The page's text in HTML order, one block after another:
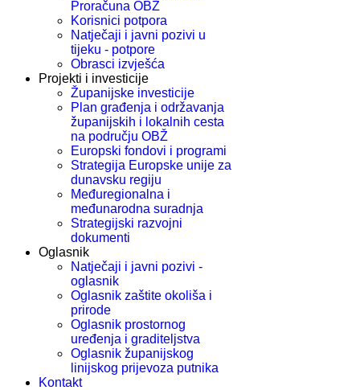
Proračuna OBŽ
Korisnici potpora
Natječaji i javni pozivi u
tijeku - potpore
Obrasci izvješća
Projekti i investicije
Županijske investicije
Plan građenja i održavanja
županijskih i lokalnih cesta
na području OBŽ
Europski fondovi i programi
Strategija Europske unije za
dunavsku regiju
Međuregionalna i
međunarodna suradnja
Strategijski razvojni
dokumenti
Oglasnik
Natječaji i javni pozivi -
oglasnik
Oglasnik zaštite okoliša i
prirode
Oglasnik prostornog
uređenja i graditeljstva
Oglasnik županijskog
linijskog prijevoza putnika
Kontakt